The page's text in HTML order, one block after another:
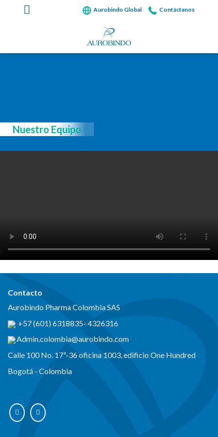
Aurobindo Global Contáctanos
Nuestro Equipo
Contacto
Aurobindo Pharma Colombia SAS
+57 (601) 6318835- 4326316
Admin.colombia@aurobindo.com
Calle 100 No. 17ª-36 oficina 1003, edificio One Hundred
Bogotá - Colombia